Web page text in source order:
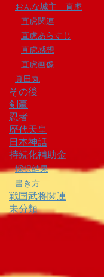
おんな城主 直虎
直虎関連
直虎あらすじ
直虎感想
直虎画像
真田丸
その後
剣豪
忍者
歴代天皇
日本神話
持続化補助金
採択結果
書き方
戦国武将関連
未分類